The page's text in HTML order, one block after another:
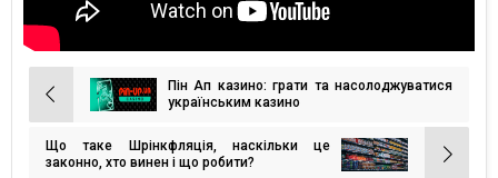
Навігація
записів
Пін Ап казино: грати та насолоджуватися
українським казино
Що таке Шрінкфляція, наскільки це
законно, хто винен і що робити?